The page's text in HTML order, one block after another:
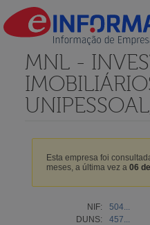
MNL -
Esta empresa foi
meses, a última vez a 06
NIF:
504...
DUNS:
457...